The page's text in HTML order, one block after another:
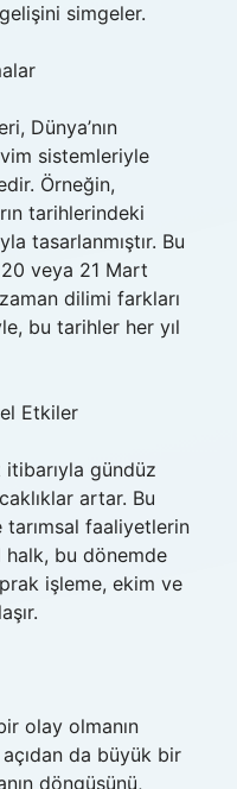
simgeler.
Dünya’nın
sistemleriyle
Örneğin,
tarihlerindeki
tasarlanmıştır. Bu
veya 21 Mart
dilimi farkları
bu tarihler her yıl
Etkiler
gündüz
artar. Bu
tarımsal faaliyetlerin
halk, bu dönemde
işleme, ekim ve
olay olmanın
da büyük bir
döngüsünü,